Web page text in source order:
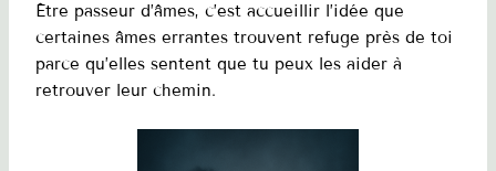
Être passeur d’âmes, c’est accueillir l’idée que
certaines âmes errantes trouvent refuge près de toi
parce qu’elles sentent que tu peux les aider à
retrouver leur chemin.